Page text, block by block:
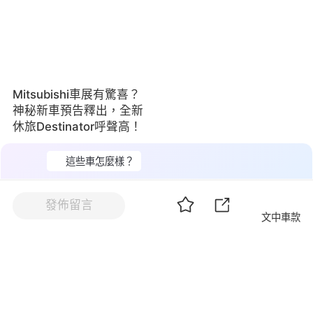
文中車款
這些車怎麼樣？
Mitsubishi車展有驚喜？
神秘新車預告釋出，全新
休旅Destinator呼聲高！